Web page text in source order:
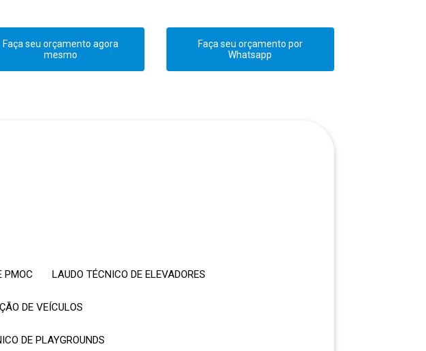
Faça seu orçamento agora
mesmo
Faça seu orçamento por
Whatsapp
PMOC LAUDO TÉCNICO DE ELEVADORES
DE VEÍCULOS
DE PLAYGROUNDS